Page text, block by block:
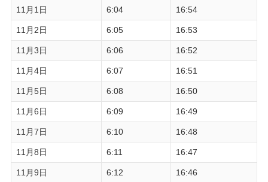
11月1日 6:04 16:54
11月2日 6:05 16:53
11月3日 6:06 16:52
11月4日 6:07 16:51
11月5日 6:08 16:50
11月6日 6:09 16:49
11月7日 6:10 16:48
11月8日 6:11 16:47
11月9日 6:12 16:46